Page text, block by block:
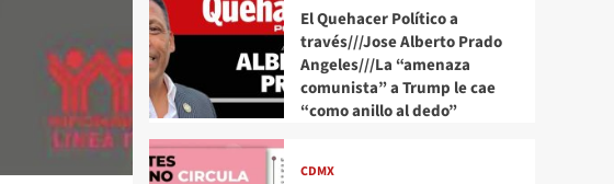
El Quehacer Político a
través///Jose Alberto Prado
Angeles///La “amenaza
comunista” a Trump le cae
“como anillo al dedo”
CDMX